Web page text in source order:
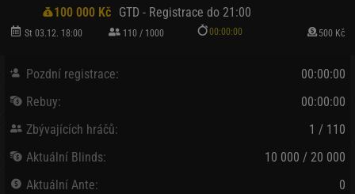
100 000 Kč GTD - Registrace do 21:00
St 03.12. 18:00 110 / 1000 00:00:00 500 Kč
Pozdní registrace:
00:00:00
Rebuy:
00:00:00
Zbývajících hráčů:
1 / 110
Aktuální Blinds:
10 000 / 20 000
Aktuální Ante:
0